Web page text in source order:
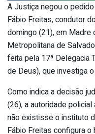
A Justiça negou o
Fábio Freitas, condutor
domingo (21), em Madre
Metropolitana de
feita pela 17ª Delegacia
de Deus), que investiga
Como indica a decisão
(26), a autoridade
não existisse o instituto
Fábio Freitas configura